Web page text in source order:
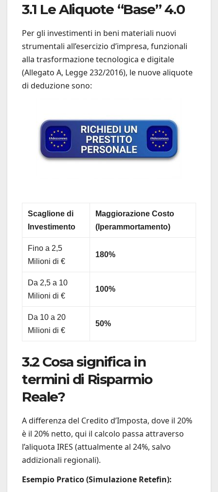
3.1 Le Aliquote “Base” 4.0
Per gli investimenti in beni materiali nuovi
strumentali all’esercizio d’impresa, funzionali
alla trasformazione tecnologica e digitale
(Allegato A, Legge 232/2016), le nuove aliquote
di deduzione sono:
Scaglione di
Investimento
Maggiorazione Costo
(Iperammortamento)
Fino a 2,5
Milioni di €
180%
Da 2,5 a 10
Milioni di €
100%
Da 10 a 20
Milioni di €
50%
3.2 Cosa significa in
termini di Risparmio
Reale?
A differenza del Credito d’Imposta, dove il 20%
è il 20% netto, qui il calcolo passa attraverso
l’aliquota IRES (attualmente al 24%, salvo
addizionali regionali).
Esempio Pratico (Simulazione Retefin):